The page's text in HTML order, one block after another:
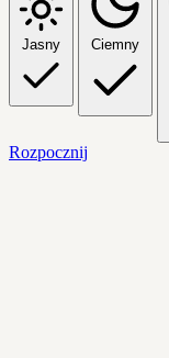
Jasny Ciemny
Rozpocznij